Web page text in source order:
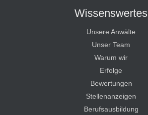
Wissenswertes
Unsere Anwälte
Unser Team
Warum wir
Erfolge
Bewertungen
Stellenanzeigen
Berufsausbildung